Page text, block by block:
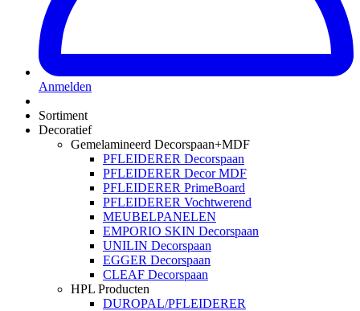
Anmelden
Sortiment
Decoratief
Gemelamineerd Decorspaan+MDF
PFLEIDERER Decorspaan
PFLEIDERER Decor MDF
PFLEIDERER PrimeBoard
PFLEIDERER Vochtwerend
MEUBELPANELEN
EMPORIO SKIN Decorspaan
UNILIN Decorspaan
EGGER Decorspaan
CLEAF Decorspaan
HPL Producten
DUROPAL/PFLEIDERER